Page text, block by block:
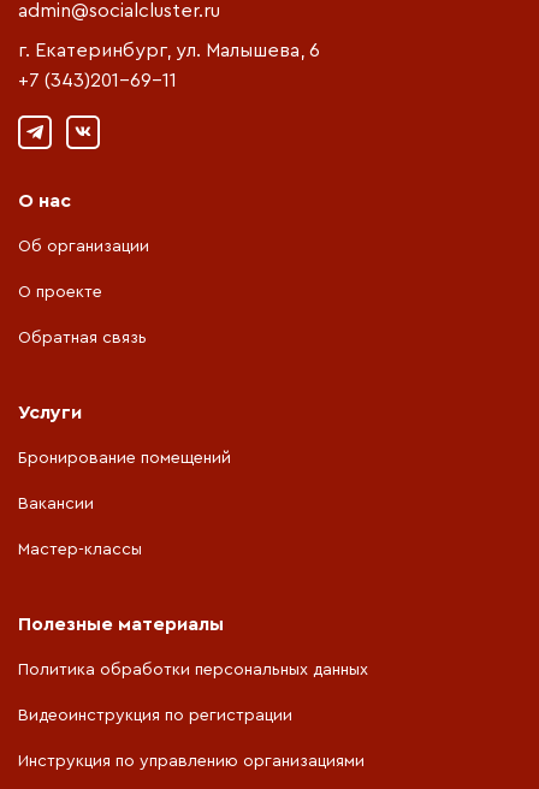
admin@socialcluster.ru
г. Екатеринбург, ул. Малышева, 6
+7 (343)201-69-11
О нас
Об организации
О проекте
Обратная связь
Услуги
Бронирование помещений
Вакансии
Мастер-классы
Полезные материалы
Политика обработки персональных данных
Видеоинструкция по регистрации
Инструкция по управлению организациями